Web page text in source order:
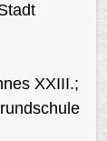
XXIII.;